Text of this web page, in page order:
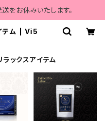
をお休みいたします。
テム | Vi5
ラックスアイテム